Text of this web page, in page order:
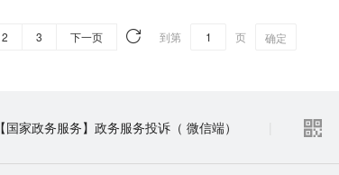
2 3 下一页 到第 页 确定
【国家政务服务】政务服务投诉（ 微信端）